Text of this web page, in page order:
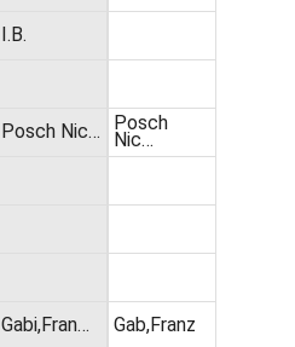
I.B.
Posch Nic…
Gabi,Fran…
Posch
Nic…
Gab,Franz